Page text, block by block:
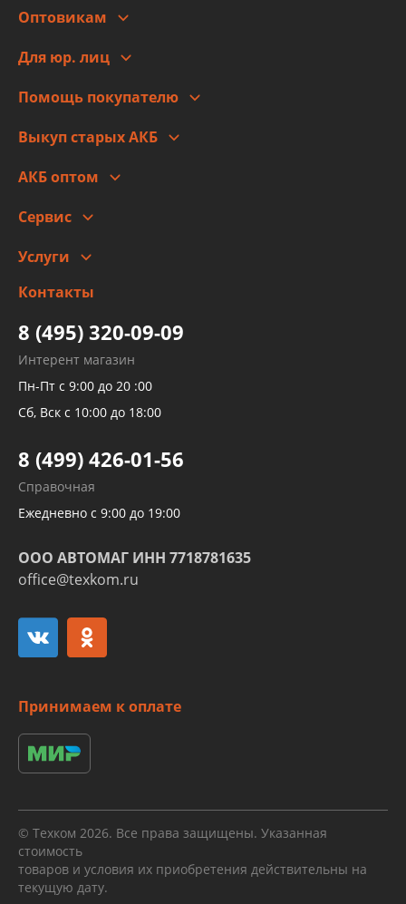
Адреса
Новости
Правовая информация
Оптовикам
Для юр. лиц
Помощь покупателю
Оплата
Гарантии и возврат
Выкуп старых АКБ
АКБ оптом
Сервис
Заправка кондиционера авто
Детейлинг
Услуги
высокого давления
Тормозных трубок
Рукавов гидроусилителей
Рукавов компрессоров и турбин
Трубок кондиционеров
Развертка пайка медных стальных
алюминиевых трубок и штуцеров
Контакты
8 (495) 320-09-09
Интерент магазин
Пн-Пт с 9:00 до 20 :00
Сб, Вск с 10:00 до 18:00
8 (499) 426-01-56
Справочная
Ежедневно с 9:00 до 19:00
ООО АВТОМАГ ИНН 7718781635
office@texkom.ru
Принимаем к оплате
© Техком 2026. Все права защищены. Указанная
стоимость
товаров и условия их приобретения действительны на
текущую дату.